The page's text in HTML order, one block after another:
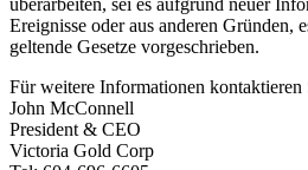
Ereignisse oder aus anderen Gründen,
geltende Gesetze vorgeschrieben.
Für weitere Informationen kontaktieren
John McConnell
President & CEO
Victoria Gold Corp